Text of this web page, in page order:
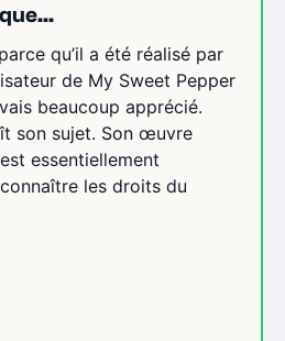
qu’il a été réalisé par
de My Sweet Pepper
beaucoup apprécié.
son sujet. Son œuvre
essentiellement
les droits du